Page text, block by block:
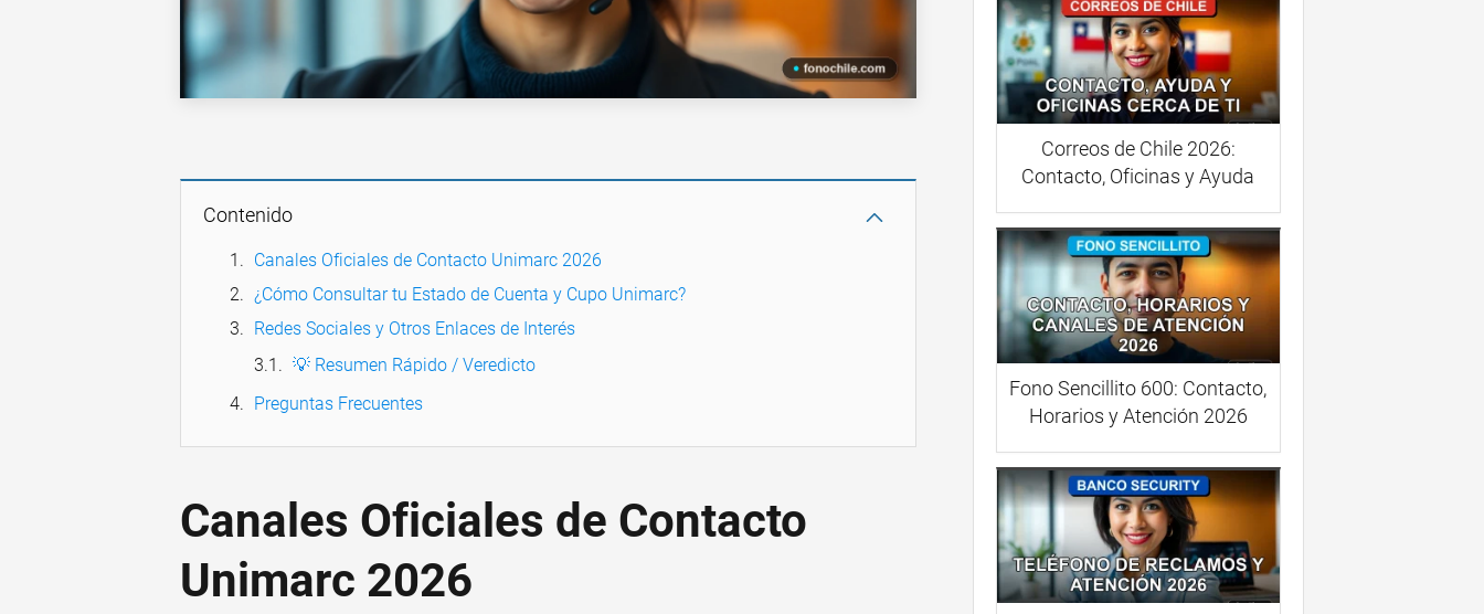
Contenido
Canales Oficiales de Contacto Unimarc 2026
¿Cómo Consultar tu Estado de Cuenta y Cupo Unimarc?
Redes Sociales y Otros Enlaces de Interés
💡 Resumen Rápido / Veredicto
Preguntas Frecuentes
Canales Oficiales de Contacto
Unimarc 2026
Correos de Chile 2026:
Contacto, Oficinas y Ayuda
Fono Sencillito 600: Contacto,
Horarios y Atención 2026